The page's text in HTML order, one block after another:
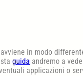
in modo
guida andremo a
applicazioni o